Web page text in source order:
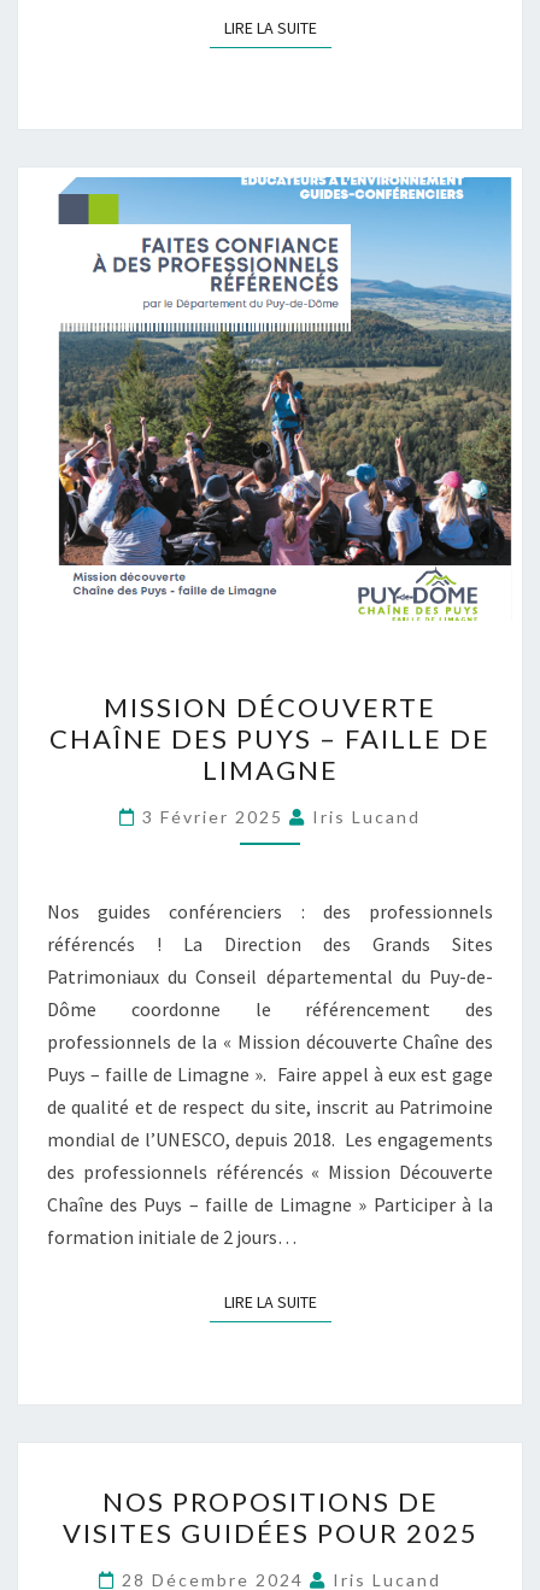
LIRE LA SUITE
MISSION DÉCOUVERTE
CHAÎNE DES PUYS – FAILLE DE
LIMAGNE
3 Février 2025 Iris Lucand
Nos guides conférenciers : des professionnels
référencés ! La Direction des Grands Sites
Patrimoniaux du Conseil départemental du Puy-de-
Dôme coordonne le référencement des
professionnels de la « Mission découverte Chaîne des
Puys – faille de Limagne ». Faire appel à eux est gage
de qualité et de respect du site, inscrit au Patrimoine
mondial de l’UNESCO, depuis 2018. Les engagements
des professionnels référencés « Mission Découverte
Chaîne des Puys – faille de Limagne » Participer à la
formation initiale de 2 jours…
LIRE LA SUITE
NOS PROPOSITIONS DE
VISITES GUIDÉES POUR 2025
28 Décembre 2024 Iris Lucand